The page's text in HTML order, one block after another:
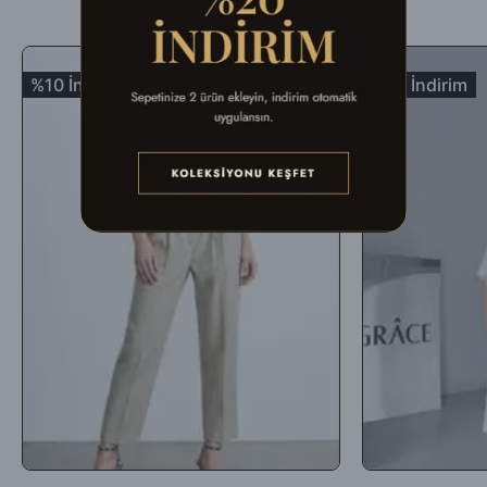
HepsiJet Kargo'ya teslim edilerek en kısa sürede tarafınıza
-İade edilecek ürünün orijinal ambalajında, tüm aksesuar ve
ambalaj malzemeleri ile birlikte eksiksiz olarak, fiziksel açıdan
hasar görmemiş, kullanılmamış, yeniden satılabilir durumda olması
aldığınız şekli ile) iade edebilirsiniz.
-İade ya da değişim yapılmasını istediğiniz ürünü
aracılığıyla faturasıyla birlikte aşağıdaki adrese
gönderebilirsiniz. Farklı kargo firmaları ile gelen ürünler teslim
alınmamaktadır.
' 969351153 ‘
gerçekleştirebilirsiniz.
%10 İndirim %33 İndirim